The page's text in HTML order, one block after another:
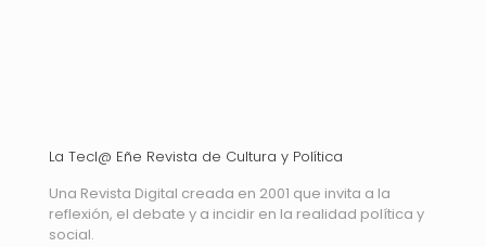
La Tecl@ Eñe Revista de Cultura y Política
Una Revista Digital creada en 2001 que invita a la
reflexión, el debate y a incidir en la realidad política y
social.